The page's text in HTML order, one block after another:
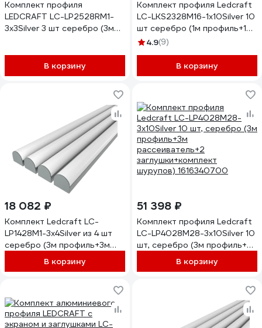
Комплект профиля
LEDCRAFT LC-LP2528RM1-
3x3Silver 3 шт серебро (3м
заглушки+комплект
шурупов) 1616340329
В корзину
Комплект профиля Ledcraft
LC-LKS2328M16-1x10Silver 10
шт серебро (1м профиль+1м
рассеиватель+2 заглушки+2
4.9(9)
В корзину
18 082 ₽
Комплект Ledcraft LC-
LP1428M1-3x4Silver из 4 шт
серебро (3м профиль+3м
рассеиватель+2 заглушки)
В корзину
51 398 ₽
Комплект профиля Ledcraft
LC-LP4028M28-3x10Silver 10
шт, серебро (3м профиль+3м
рассеиватель+2
заглушки+комплект
В корзину